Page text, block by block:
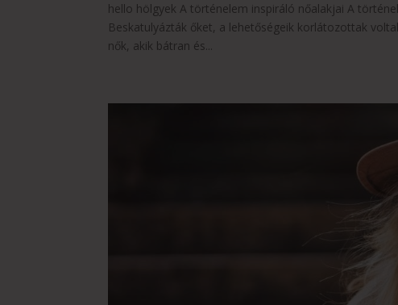
hello hölgyek A történelem inspiráló nőalakjai A
Beskatulyázták őket, a lehetőségeik korlátozottak
nők, akik bátran és...